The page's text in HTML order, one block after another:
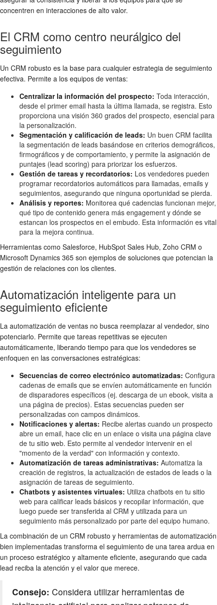
concentren en interacciones de alto valor.
El CRM como centro neurálgico del
seguimiento
Un CRM robusto es la base para cualquier estrategia de seguimiento
efectiva. Permite a los equipos de ventas:
Centralizar la información del prospecto: Toda interacción,
desde el primer email hasta la última llamada, se registra. Esto
proporciona una visión 360 grados del prospecto, esencial para
la personalización.
Segmentación y calificación de leads: Un buen CRM facilita
la segmentación de leads basándose en criterios demográficos,
firmográficos y de comportamiento, y permite la asignación de
puntajes (lead scoring) para priorizar los esfuerzos.
Gestión de tareas y recordatorios: Los vendedores pueden
programar recordatorios automáticos para llamadas, emails y
seguimientos, asegurando que ninguna oportunidad se pierda.
Análisis y reportes: Monitorea qué cadencias funcionan mejor,
qué tipo de contenido genera más engagement y dónde se
estancan los prospectos en el embudo. Esta información es vital
para la mejora continua.
Herramientas como Salesforce, HubSpot Sales Hub, Zoho CRM o
Microsoft Dynamics 365 son ejemplos de soluciones que potencian la
gestión de relaciones con los clientes.
Automatización inteligente para un
seguimiento eficiente
La automatización de ventas no busca reemplazar al vendedor, sino
potenciarlo. Permite que tareas repetitivas se ejecuten
automáticamente, liberando tiempo para que los vendedores se
enfoquen en las conversaciones estratégicas:
Secuencias de correo electrónico automatizadas: Configura
cadenas de emails que se envíen automáticamente en función
de disparadores específicos (ej. descarga de un ebook, visita a
una página de precios). Estas secuencias pueden ser
personalizadas con campos dinámicos.
Notificaciones y alertas: Recibe alertas cuando un prospecto
abre un email, hace clic en un enlace o visita una página clave
de tu sitio web. Esto permite al vendedor intervenir en el
"momento de la verdad" con información y contexto.
Automatización de tareas administrativas: Automatiza la
creación de registros, la actualización de estados de leads o la
asignación de tareas de seguimiento.
Chatbots y asistentes virtuales: Utiliza chatbots en tu sitio
web para calificar leads básicos y recopilar información, que
luego puede ser transferida al CRM y utilizada para un
seguimiento más personalizado por parte del equipo humano.
La combinación de un CRM robusto y herramientas de automatización
bien implementadas transforma el seguimiento de una tarea ardua en
un proceso estratégico y altamente eficiente, asegurando que cada
lead reciba la atención y el valor que merece.
Consejo: Considera utilizar herramientas de